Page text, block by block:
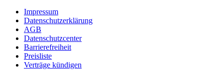
Impressum
Datenschutzerklärung
AGB
Datenschutzcenter
Barrierefreiheit
Preisliste
Verträge kündigen